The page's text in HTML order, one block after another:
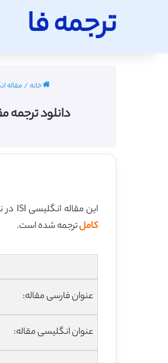
ترجمه فا
خانه/مقاله
دانلود ترجمه
این مقاله انگلیسی ISI در نشریه آی تریپل ای در 16 صفحه در سال 2015 منتشر شده و ترجمه آن 43 صفحه میباشد. کیفیت ترجمه این مقاله ویژه – طلایی
کاملترجمه شده است.
عنوان فارسی مقاله:
عنوان انگلیسی مقاله: